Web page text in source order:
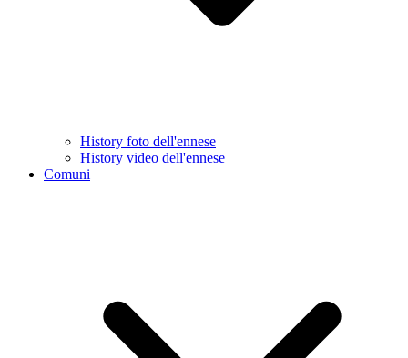
History foto dell'ennese
History video dell'ennese
Comuni